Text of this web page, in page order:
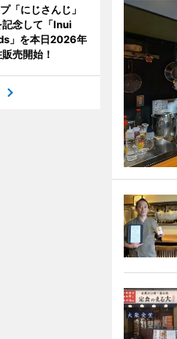
「にじさんじ」
念して「Inui
」を本日2026年
売開始！